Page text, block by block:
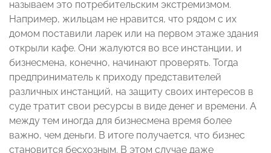
называем это потребительским экстремизмом.
Например, жильцам не нравится, что рядом с их
домом поставили ларек или на первом этаже здания
открыли кафе. Они жалуются во все инстанции, и
бизнесмена, конечно, начинают проверять. Тогда
предприниматель к приходу представителей
различных инстанций, на защиту своих интересов в
суде тратит свои ресурсы в виде денег и времени. А
между тем иногда для бизнесмена время более
важно, чем деньги. В итоге получается, что бизнес
становится бесхозным. В этом случае даже